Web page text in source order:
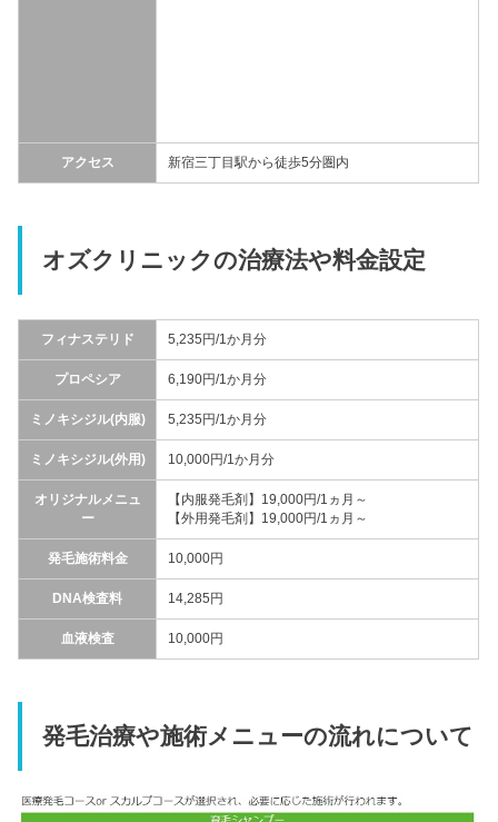
アクセス 新宿三丁目駅から徒歩5分圏内
オズクリニックの治療法や料金設定
フィナステリド 5,235円/1か月分
プロペシア 6,190円/1か月分
ミノキシジル(内服) 5,235円/1か月分
ミノキシジル(外用) 10,000円/1か月分
オリジナルメニュ
ー
【内服発毛剤】19,000円/1ヵ月～
【外用発毛剤】19,000円/1ヵ月～
発毛施術料金 10,000円
DNA検査料 14,285円
血液検査 10,000円
発毛治療や施術メニューの流れについて